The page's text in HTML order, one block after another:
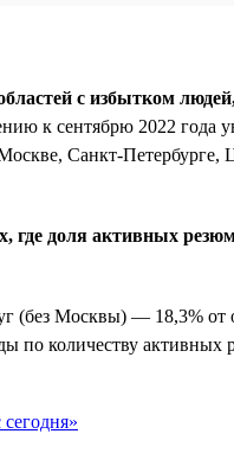
с избытком
к сентябрю 2022 года
Санкт-
где доля активных
(без Москвы) — 18,3% от
количеству активных